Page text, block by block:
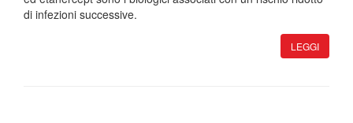
di infezioni successive.
LEGGI